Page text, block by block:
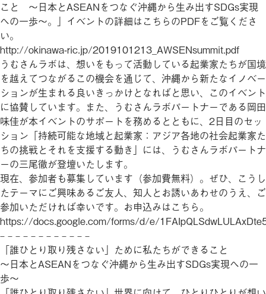
こと 〜日本とASEANをつなぐ沖縄から生み出すSDGs実現
への一歩〜。」イベントの詳細はこちらのPDFをご覧くださ
い。
http://okinawa-ric.jp/2019101213_AWSENsummit.pdf
うむさんラボは、想いをもって活動している起業家たちが国境
を越えてつながるこの機会を通じて、沖縄から新たなイノベー
ションが生まれる良いきっかけとなればと思い、このイベント
に協賛しています。また、うむさんラボパートナーである岡田
味佳が本イベントのサポートを務めるとともに、2日目のセッ
ション「持続可能な地域と起業家：アジア各地の社会起業家た
ちの挑戦とそれを支援する動き」には、うむさんラボパートナ
ーの三尾徹が登壇いたします。
現在、参加者も募集しています（参加費無料）。ぜひ、こうし
たテーマにご興味あるご友人、知人とお誘いあわせのうえ、ご
参加いただければ幸いです。お申込みはこちら。
https://docs.google.com/forms/d/e/
– – – – – – – – – – – –
「誰ひとり取り残さない」ために私たちができること
〜日本とASEANをつなぐ沖縄から生み出すSDGs実現への一
歩〜